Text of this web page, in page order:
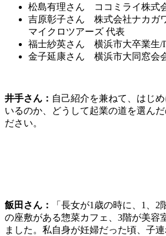
松島有理さん ココミライ株式
吉原彰子さん 株式会社ナカガ
マイクロツアーズ 代表
福士紗英さん 横浜市大卒業生/
金子延康さん 横浜市大同窓会
井手さん： 自己紹介を兼ねて、はじ
いるのか、どうして起業の道を選ん
ださい。
飯田さん：
「長女が1歳の時に、1、
の座敷がある惣菜カフェ、3階が美容
ました。私自身が妊婦だった頃、子